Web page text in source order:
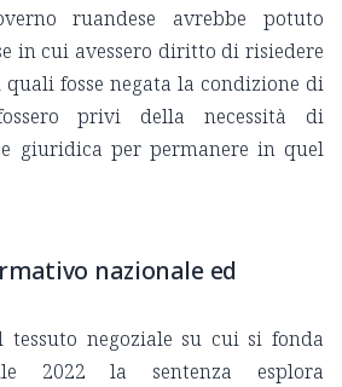
ruandese avrebbe potuto
in cui avessero diritto di risiedere
fosse negata la condizione di
privi della necessità di
giuridica per permanere in quel
nazionale ed
tessuto negoziale su cui si fonda
2022 la sentenza esplora